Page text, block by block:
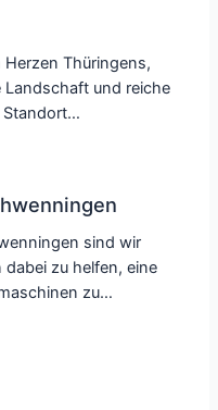
Thüringens,
Landschaft und reiche
Standort…
sind wir
zu helfen, eine
zu…